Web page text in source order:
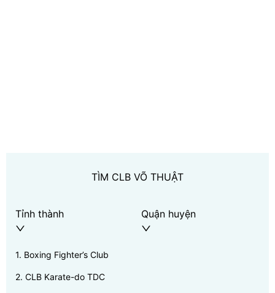
TÌM CLB VÕ THUẬT
Tỉnh thành Quận huyện
1. Boxing Fighter’s Club
2. CLB Karate-do TDC